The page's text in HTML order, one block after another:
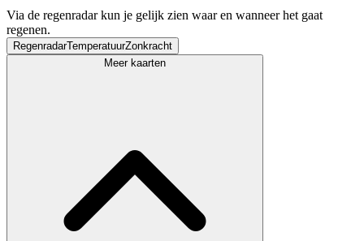
Via de regenradar kun je gelijk zien waar en wanneer het gaat
regenen.
RegenradarTemperatuurZonkracht
Meer kaarten